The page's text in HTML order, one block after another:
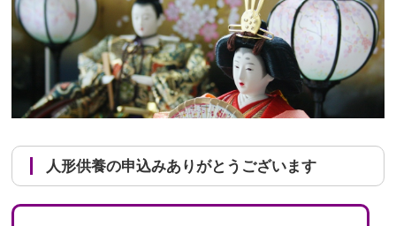
人形供養の申込みありがとうございます